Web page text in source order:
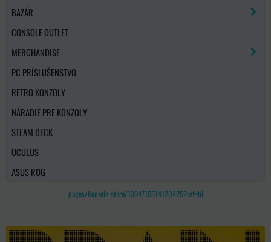
BAZÁR
CONSOLE OUTLET
MERCHANDISE
PC PRÍSLUŠENSTVO
RETRO KONZOLY
NÁRADIE PRE KONZOLY
STEAM DECK
OCULUS
ASUS ROG
pages/Konzole-store/1394715514120425?ref=hl